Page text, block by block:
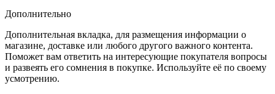
Дополнительно
Дополнительная вкладка, для размещения информации о
магазине, доставке или любого другого важного контента.
Поможет вам ответить на интересующие покупателя вопросы
и развеять его сомнения в покупке. Используйте её по своему
усмотрению.